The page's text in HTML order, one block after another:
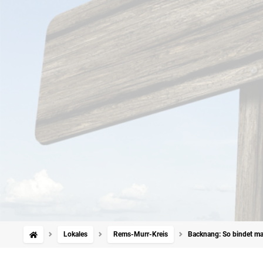
Lokales Rems-Murr-Kreis Backnang: So bindet